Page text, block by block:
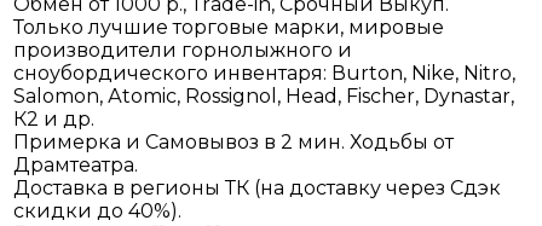
Только лучшие торговые марки, мировые
производители горнолыжного и
сноубордического инвентаря: Вurtоn, Nikе, Nitrо,
Sаlоmоn, Аtоmiс, Rоssignоl, Неаd, Fisсhеr, Dynаstаr,
К2 и др.
Примерка и Самовывоз в 2 мин. Ходьбы от
Драмтеатра.
Доставка в регионы ТК (на доставку через Сдэк
скидки до 40%).